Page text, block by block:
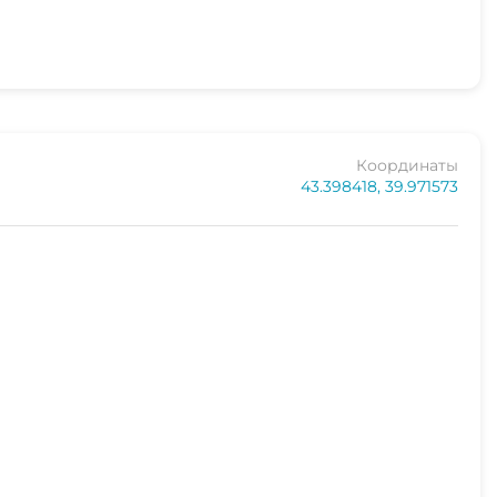
Координаты
43.398418, 39.971573